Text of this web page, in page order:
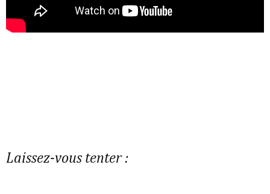
Laissez-vous tenter :